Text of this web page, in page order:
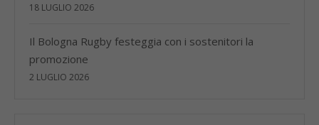
18 LUGLIO 2026
Il Bologna Rugby festeggia con i sostenitori la
promozione
2 LUGLIO 2026